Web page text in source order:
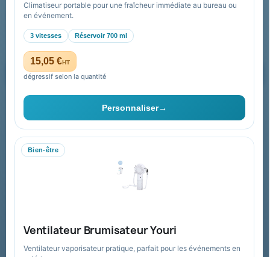
Climatiseur portable pour une fraîcheur immédiate au bureau ou
en événement.
3 vitesses Réservoir 700 ml
15,05 €HT
dégressif selon la quantité
Personnaliser→
Bien-être
Ventilateur Brumisateur Youri
Ventilateur vaporisateur pratique, parfait pour les événements en
Recevez nos offres spéciales
Vous pouvez vous désinscrire à tout moment. Vous trouverez pour
cela nos informations de contact dans les conditions d'utilisation du
site.
Collectivités & administrations
Devis, mandat administratif et facturation Chorus Pro